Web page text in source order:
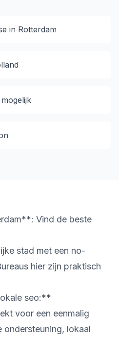
in Rotterdam
Vind de beste
stad met een no-
hier zijn praktisch
seo:**
voor een eenmalig
lokaal